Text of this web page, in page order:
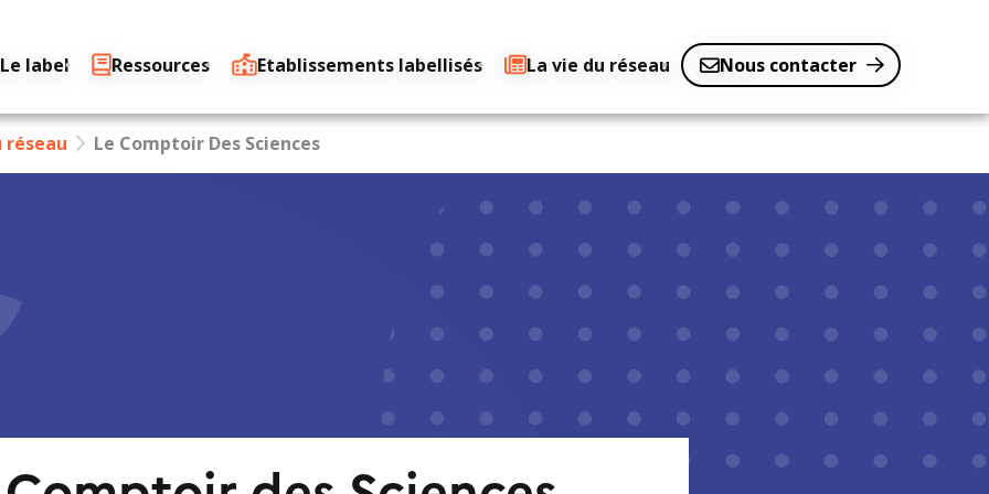
Le label Ressources Etablissements labellisés La vie du réseau Nous contacter
réseau Le Comptoir Des Sciences